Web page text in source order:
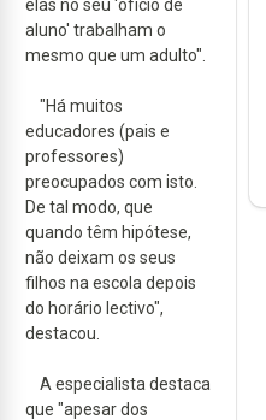
elas no seu 'ofício de
aluno' trabalham o
mesmo que um adulto".
"Há muitos
educadores (pais e
professores)
preocupados com isto.
De tal modo, que
quando têm hipótese,
não deixam os seus
filhos na escola depois
do horário lectivo",
destacou.
A especialista destaca
que "apesar dos